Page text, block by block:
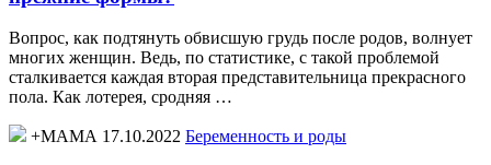
Вопрос, как подтянуть обвисшую грудь после родов, волнует
многих женщин. Ведь, по статистике, с такой проблемой
сталкивается каждая вторая представительница прекрасного
пола. Как лотерея, сродняя …
+МАМА 17.10.2022 Беременность и роды